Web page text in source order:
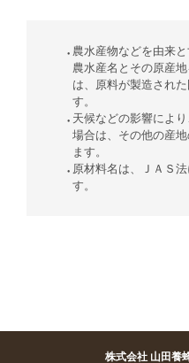
農水産物などを由来
農水産名とその原産
は、原料が製造され
す。
天候などの影響によ
場合は、その他の産
ます。
原材料名は、ＪＡＳ
す。
株式会社 山田養